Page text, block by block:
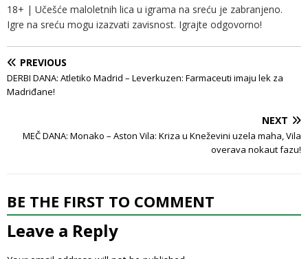
18+ | Učešće maloletnih lica u igrama na sreću je zabranjeno.
Igre na sreću mogu izazvati zavisnost. Igrajte odgovorno!
PREVIOUS
DERBI DANA: Atletiko Madrid – Leverkuzen: Farmaceuti imaju lek za
Madriđane!
NEXT
MEČ DANA: Monako – Aston Vila: Kriza u Kneževini uzela maha, Vila
overava nokaut fazu!
BE THE FIRST TO COMMENT
Leave a Reply